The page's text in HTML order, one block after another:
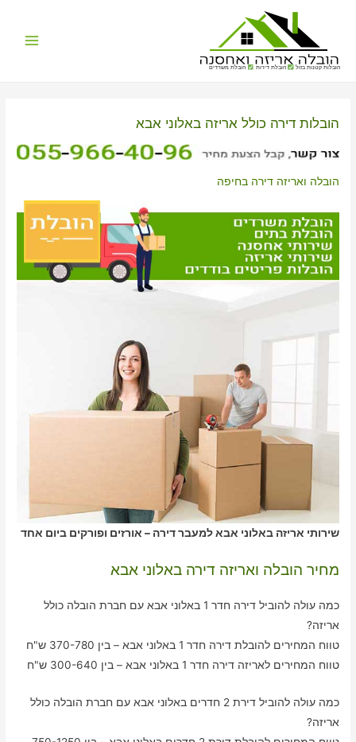
הובלות קטנות בזול הובלת דירות הובלת משרדים
הובלות דירה כולל אריזה באלוני אבא
הובלה ואריזה דירה בחיפה
שירותי אריזה באלוני אבא למעבר דירה – אורזים ופורקים ביום אחד
מחיר הובלה ואריזה דירה באלוני אבא
כמה עולה להוביל דירה חדר 1 באלוני אבא עם חברת הובלה כולל
אריזה?
טווח המחירים להובלת דירה חדר 1 באלוני אבא – בין 370-780 ש"ח
טווח המחירים לאריזה דירה חדר 1 באלוני אבא – בין 300-640 ש"ח
כמה עולה להוביל דירת 2 חדרים באלוני אבא עם חברת הובלה כולל
אריזה?